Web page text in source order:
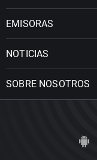
EMISORAS
NOTICIAS
SOBRE NOSOTROS